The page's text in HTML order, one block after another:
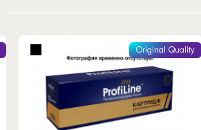
Original Quality